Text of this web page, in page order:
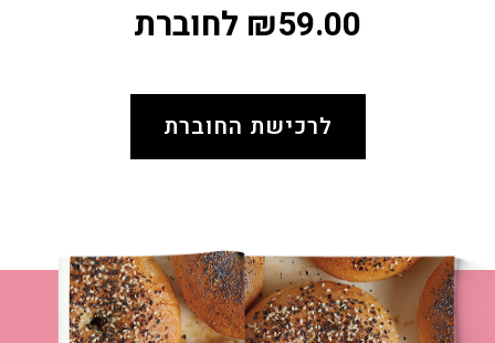
₪59.00 לחוברת
לרכישת החוברת